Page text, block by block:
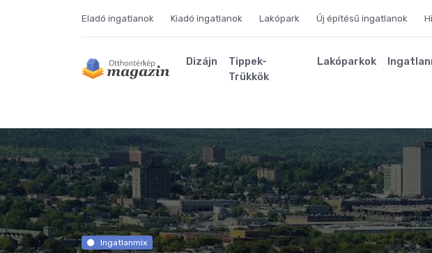
Eladó ingatlanok Kiadó ingatlanok Lakópark Új építésű ingatlanok
Dizájn
Tippek-
Trükkök
Lakóparkok
Ingatlanmix